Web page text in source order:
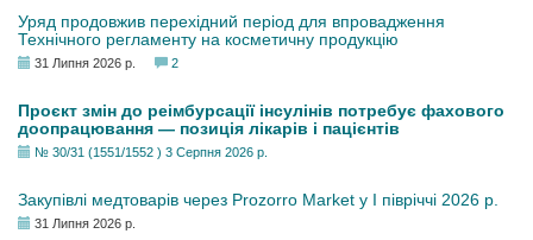
Уряд продовжив перехідний період для впровадження
Технічного регламенту на косметичну продукцію
31 Липня 2026 р. 2
Проєкт змін до реімбурсації інсулінів потребує фахового
доопрацювання — позиція лікарів і пацієнтів
№ 30/31 (1551/1552 ) 3 Серпня 2026 р.
Закупівлі медтоварів через Prozorro Market у I півріччі 2026 р.
31 Липня 2026 р.